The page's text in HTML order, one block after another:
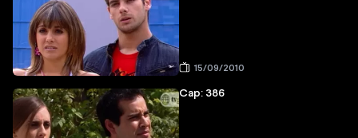
15/09/2010
Cap: 386